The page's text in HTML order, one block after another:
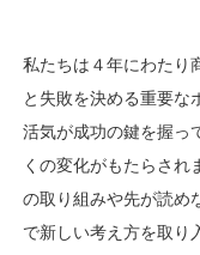
私たちは４年にわたり
と失敗を決める重要な
活気が成功の鍵を握っ
くの変化がもたらされ
の取り組みや先が読め
で新しい考え方を取り